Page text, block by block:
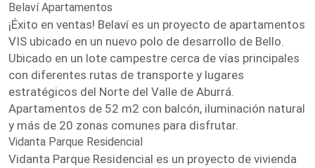
Belaví Apartamentos
¡Éxito en ventas! Belaví es un proyecto de apartamentos
VIS ubicado en un nuevo polo de desarrollo de Bello.
Ubicado en un lote campestre cerca de vías principales
con diferentes rutas de transporte y lugares
estratégicos del Norte del Valle de Aburrá.
Apartamentos de 52 m2 con balcón, iluminación natural
y más de 20 zonas comunes para disfrutar.
Vidanta Parque Residencial
Vidanta Parque Residencial es un proyecto de vivienda